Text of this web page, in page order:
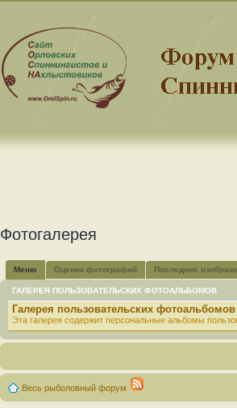
Фотогалерея
Меню Оценки фотографий Последние
ГАЛЕРЕЯ ПОЛЬЗОВАТЕЛЬСКИХ ФОТОАЛЬБОМОВ
Галерея пользовательских фотоальбомов
Эта галерея содержит персональные альбомы
Весь рыболовный форум